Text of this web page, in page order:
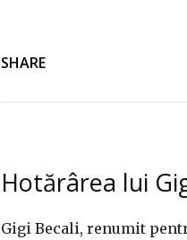
SHARE
Hotărârea lui
Gigi Becali, renumit